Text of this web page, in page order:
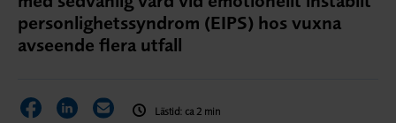
personlighetssyndrom (EIPS) hos vuxna
avseende flera utfall
Dela sidan på Facebook
Dela sidan på LinkedIn
Dela sidan via E-post
Lästid: ca 2 min